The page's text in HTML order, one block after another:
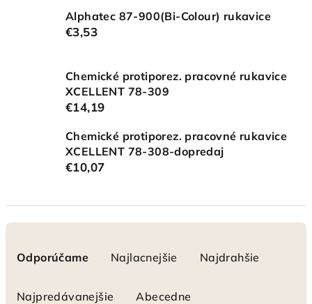
Alphatec 87-900(Bi-Colour) rukavice
€3,53
Chemické protiporez. pracovné rukavice
XCELLENT 78-309
€14,19
Chemické protiporez. pracovné rukavice
XCELLENT 78-308-dopredaj
€10,07
Odporúčame Najlacnejšie Najdrahšie
Najpredávanejšie Abecedne